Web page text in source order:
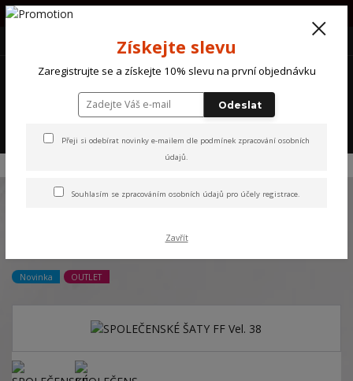
PŘI OBJEDNÁVCE NAD 1000Kč POŠTOVNÉ ZDARMA !!!!
(Po-So) 10 - 18 hod.
SPOLEČENSKÉ ŠATY FF Vel. 38
Novinka OUTLET
Získejte slevu
Zaregistrujte se a získejte 10% slevu na první objednávku
Odeslat
Přeji si odebírat novinky e-mailem dle podmínek zpracování osobních
údajů.
Souhlasím se zpracováním osobních údajů pro účely registrace.
Zavřít